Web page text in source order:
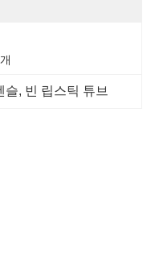
슬, 빈 립스틱 튜브